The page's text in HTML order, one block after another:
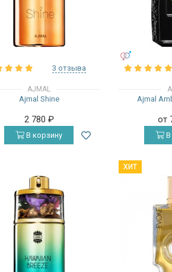
3 отзыва
AJMAL
Ajmal Shine
2 780 ₽
В корзину
Ajmal
от
В
ХИТ